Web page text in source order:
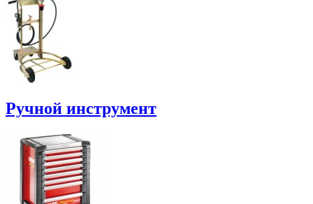
Ручной инструмент